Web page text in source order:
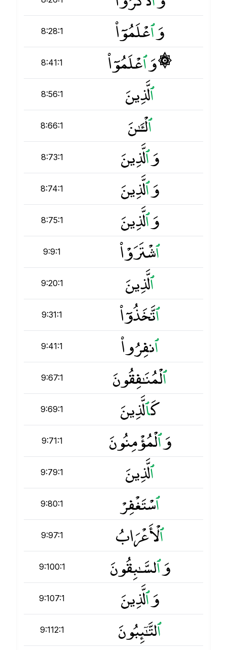
8:28:1 وَٱعْلَمُوٓا۟
8:41:1 ۞ وَٱعْلَمُوٓا۟
8:56:1 ٱلَّذِينَ
8:66:1 ٱلْـَٔـٰنَ
8:73:1 وَٱلَّذِينَ
8:74:1 وَٱلَّذِينَ
8:75:1 وَٱلَّذِينَ
9:9:1 ٱشْتَرَوْا۟
9:20:1 ٱلَّذِينَ
9:31:1 ٱتَّخَذُوٓا۟
9:41:1 ٱنفِرُوا۟
9:67:1 ٱلْمُنَـٰفِقُونَ
9:69:1 كَٱلَّذِينَ
9:71:1 وَٱلْمُؤْمِنُونَ
9:79:1 ٱلَّذِينَ
9:80:1 ٱسْتَغْفِرْ
9:97:1 ٱلْأَعْرَابُ
9:100:1 وَٱلسَّـٰبِقُونَ
9:107:1 وَٱلَّذِينَ
9:112:1 ٱلتَّـٰٓئِبُونَ